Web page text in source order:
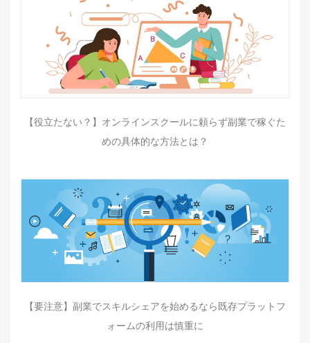
【役立たない？】オンラインスクールに頼らず副業で稼ぐた
めの具体的な方法とは？
【要注意】副業でスキルシェアを始めるなら既存プラットフ
ォームの利用は慎重に